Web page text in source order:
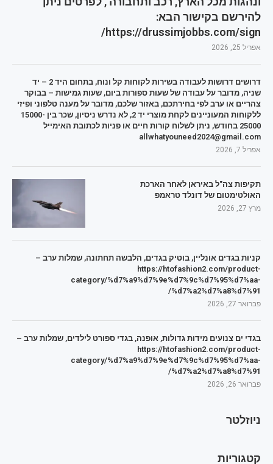
להירשם בקישור הבא:
https://drussimjobbs.com/sign/
אפריל 25, 2026
דרושים דרושות לעבודה בשירות לקוחות קל ונוח, בתחום היד 2 – יד
שניה, מדובר על עבודה של שעות ספורות ביום, שעות גמישות – בבוקר
צהריים או ערב לפי בחירתכם, באזור שלכם, מדובר על מענה טלפוני ופיזי
ללקוחות המעוניינים לקחת מוצרי יד 2, לא נדרש ניסיון, שכר בין 15000-
25000 בחודש, ניתן לשלוח קורות חיים או פניות לכתובת האימייל
allwhatyouneed2024@gmail.com
אפריל 7, 2026
תקיפות צה"ל באיראן לאחר הארכת
האולטימטום של דונלד טראמפ
מרץ 27, 2026
קניות בגדים אונליין, בוטיק בגדים, הלבשה תחתונה, שמלות ערב –
https://htofashion2.com/product-
category/%d7%a9%d7%9e%d7%9c%d7%95%d7%aa-
%d7%a2%d7%a8%d7%91/
פברואר 27, 2026
בגדי ים צנועים מידות גדולות, אופנה, בגדי ספורט לילדים, שמלות ערב –
https://htofashion2.com/product-
category/%d7%a9%d7%9e%d7%9c%d7%95%d7%aa-
%d7%a2%d7%a8%d7%91/
פברואר 26, 2026
ניוזלטר
קטגוריות